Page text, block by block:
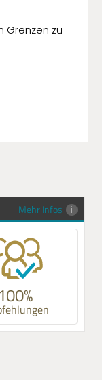
Grenzen zu
Mehr Infos